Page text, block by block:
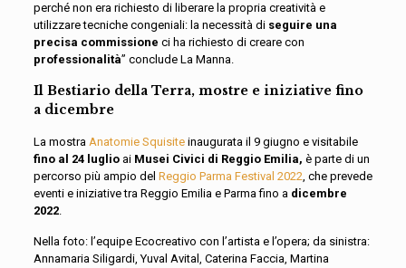
perché non era richiesto di liberare la propria creatività e
utilizzare tecniche congeniali: la necessità di seguire una
precisa commissione ci ha richiesto di creare con
professionalità” conclude La Manna.
Il Bestiario della Terra, mostre e iniziative fino
a dicembre
La mostra Anatomie Squisiteinaugurata il 9 giugno e visitabile
fino al 24 luglioai Musei Civici di Reggio Emilia, è parte di un
percorso più ampio del Reggio Parma Festival 2022, che prevede
eventi e iniziative tra Reggio Emilia e Parma fino a dicembre
2022.
Nella foto: l’equipe Ecocreativo con l’artista e l’opera; da sinistra:
Annamaria Siligardi, Yuval Avital, Caterina Faccia, Martina